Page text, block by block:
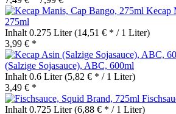
Kecap
275ml
Inhalt 0.275 Liter(14,51 € * / 1 Liter)
3,99 € *
(Salzige Sojasauce), ABC, 600ml
Inhalt 0.6 Liter(5,82 € * / 1 Liter)
3,49 € *
Inhalt 0.725 Liter(6,88 € * / 1 Liter)